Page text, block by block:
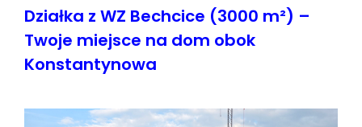
Działka z WZ Bechcice (3000 m²) –
Twoje miejsce na dom obok
Konstantynowa